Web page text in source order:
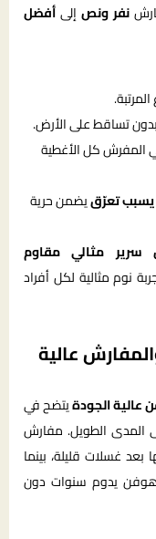
نفر ونص إلىأفضل
تساقط على الأرض.
المفرش كل الأغطية
يسبب تعرّقيضمن حرية
مثالي مقاوم
نوم مثالية لكل أفراد
عالية
الجودةيتضح في
المدى الطويل. مفارش
غسلات قليلة، بينما
يدوم سنوات دون